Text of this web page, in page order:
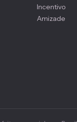
Incentivo
Amizade